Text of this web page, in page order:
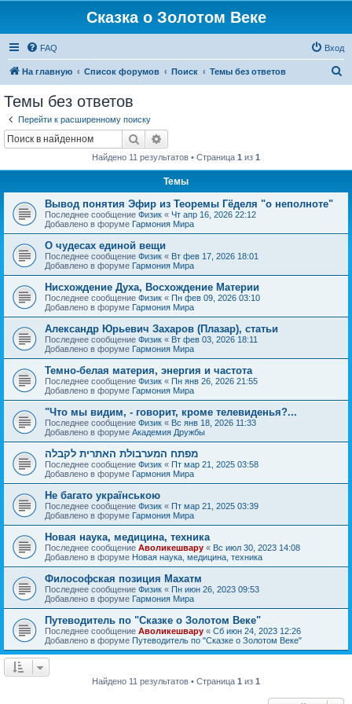
Сказка о Золотом Веке
FAQ Вход
На главную Список форумов Поиск Темы без ответов
Темы без ответов
Перейти к расширенному поиску
Поиск
Найдено 11 результатов • Страница 1 из 1
Темы
Вывод понятия Эфир из Теоремы Гёделя "о неполноте"
Последнее сообщение Физик « Чт апр 16, 2026 22:12
Добавлено в форуме Гармония Мира
О чудесах единой вещи
Последнее сообщение Физик « Вт фев 17, 2026 18:01
Добавлено в форуме Гармония Мира
Нисхождение Духа, Восхождение Материи
Последнее сообщение Физик « Пн фев 09, 2026 03:10
Добавлено в форуме Гармония Мира
Александр Юрьевич Захаров (Плазар), статьи
Последнее сообщение Физик « Вт фев 03, 2026 18:11
Добавлено в форуме Гармония Мира
Темно-белая материя, энергия и частота
Последнее сообщение Физик « Пн янв 26, 2026 21:55
Добавлено в форуме Гармония Мира
"Что мы видим, - говорит, кроме телевиденья?...
Последнее сообщение Физик « Вс янв 18, 2026 11:33
Добавлено в форуме Академия Дружбы
מפתח המערבולת האתרית לקבלה
Последнее сообщение Физик « Пт мар 21, 2025 03:58
Добавлено в форуме Гармония Мира
Не багато українською
Последнее сообщение Физик « Пт мар 21, 2025 03:39
Добавлено в форуме Гармония Мира
Новая наука, медицина, техника
Последнее сообщение Аволикешвару « Вс июл 30, 2023 14:08
Добавлено в форуме Новая наука, медицина, техника
Философская позиция Махатм
Последнее сообщение Физик « Пн июн 26, 2023 09:53
Добавлено в форуме Гармония Мира
Путеводитель по "Сказке о Золотом Веке"
Последнее сообщение Аволикешвару « Сб июн 24, 2023 12:26
Добавлено в форуме Путеводитель по "Сказке о Золотом Веке"
Найдено 11 результатов • Страница 1 из 1